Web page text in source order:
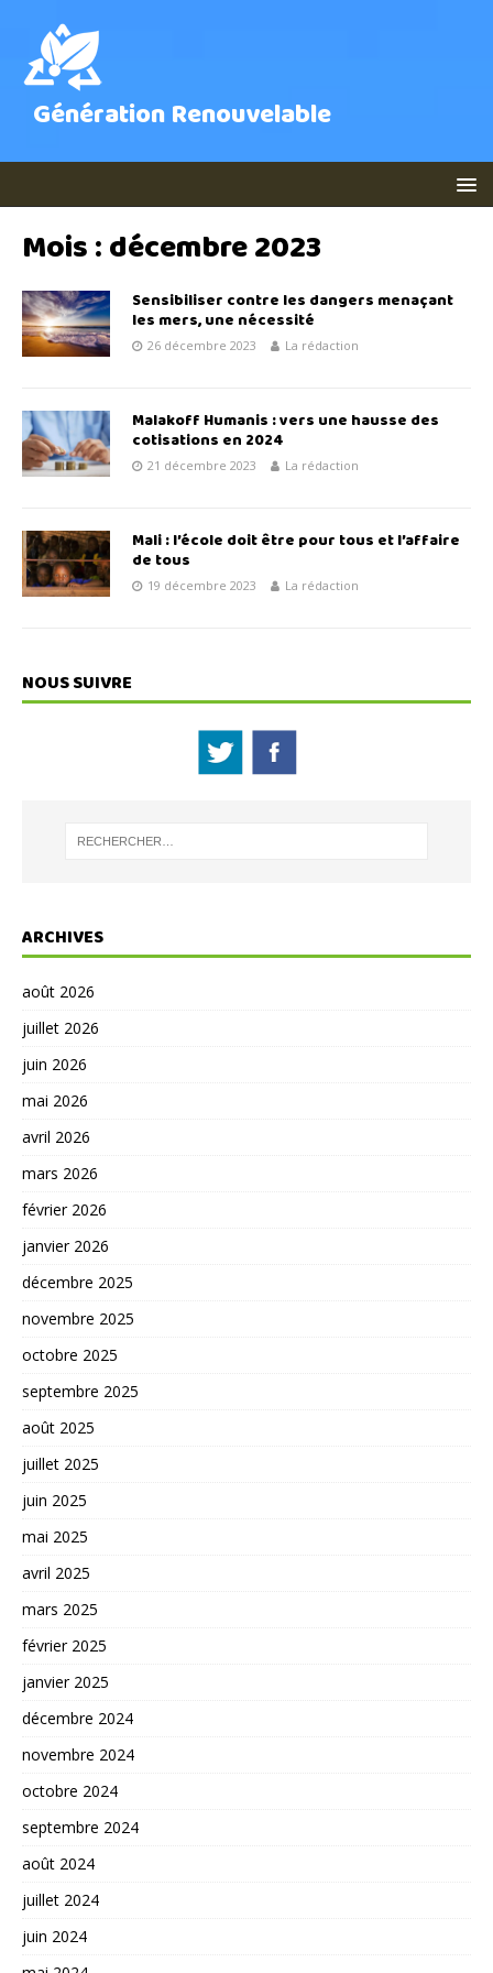
Génération Renouvelable
Mois :décembre 2023
Sensibiliser contre les dangers menaçant
les mers, une nécessité
26 décembre 2023 La rédaction
Malakoff Humanis : vers une hausse des
cotisations en 2024
21 décembre 2023 La rédaction
Mali : l’école doit être pour tous et l’affaire
de tous
19 décembre 2023 La rédaction
NOUS SUIVRE
ARCHIVES
août 2026
juillet 2026
juin 2026
mai 2026
avril 2026
mars 2026
février 2026
janvier 2026
décembre 2025
novembre 2025
octobre 2025
septembre 2025
août 2025
juillet 2025
juin 2025
mai 2025
avril 2025
mars 2025
février 2025
janvier 2025
décembre 2024
novembre 2024
octobre 2024
septembre 2024
août 2024
juillet 2024
juin 2024